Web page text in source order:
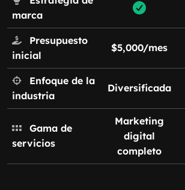
marca
Presupuesto
inicial
$5,000/mes
Enfoque de la
industria
Diversificada
Gama de
servicios
Marketing
digital
completo